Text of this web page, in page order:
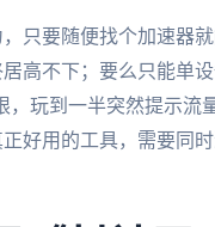
只要随便找个加速器
高不下；要么只能单
，玩到一半突然提示流
好用的工具，需要同